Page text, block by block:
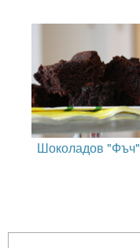
Шоколадов "Фъч"